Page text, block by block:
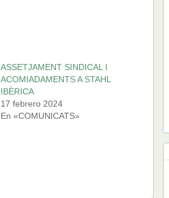
ASSETJAMENT SINDICAL I
ACOMIADAMENTS A STAHL
IBÈRICA
17 febrero 2024
En «COMUNICATS»